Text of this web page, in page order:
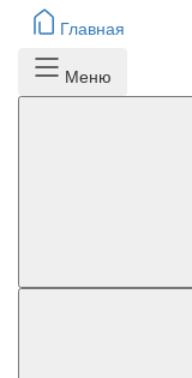
Главная
Меню